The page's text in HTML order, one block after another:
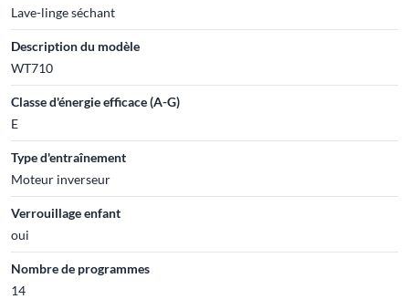
Lave-linge séchant
Description du modèle
WT710
Classe d'énergie efficace (A-G)
E
Type d'entraînement
Moteur inverseur
Verrouillage enfant
oui
Nombre de programmes
14